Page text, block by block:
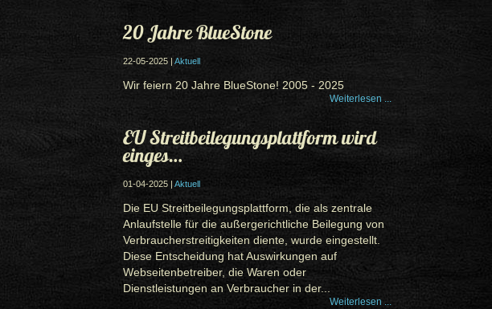
20 Jahre BlueStone
22-05-2025 | Aktuell
Wir feiern 20 Jahre BlueStone! 2005 - 2025
Weiterlesen ...
EU Streitbeilegungsplattform wird
einges…
01-04-2025 | Aktuell
Die EU Streitbeilegungsplattform, die als zentrale
Anlaufstelle für die außergerichtliche Beilegung von
Verbraucherstreitigkeiten diente, wurde eingestellt.
Diese Entscheidung hat Auswirkungen auf
Webseitenbetreiber, die Waren oder
Dienstleistungen an Verbraucher in der...
Weiterlesen ...